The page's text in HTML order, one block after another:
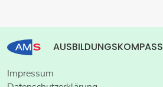
AUSBILDUNGSKOMPASS
Impressum